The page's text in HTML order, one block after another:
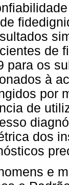
de
para os
à
por
de
dos
e